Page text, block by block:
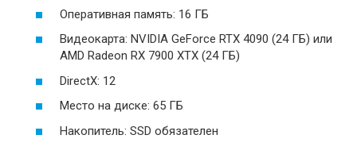
Оперативная память: 16 ГБ
Видеокарта: NVIDIA GeForce RTX 4090 (24 ГБ) или
AMD Radeon RX 7900 XTX (24 ГБ)
DirectX: 12
Место на диске: 65 ГБ
Накопитель: SSD обязателен